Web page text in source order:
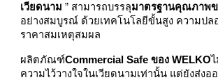
เวียดนาม ” สามารถบรรลุมาตรฐานคุณภาพข
อย่างสมบูรณ์ ด้วยเทคโนโลยีขั้นสูง ความปล
ราคาสมเหตุสมผล
ผลิตภัณฑ์Commercial Safe ของ WELKO
ความไว้วางใจในเวียดนามเท่านั้น แต่ยังส่งอ